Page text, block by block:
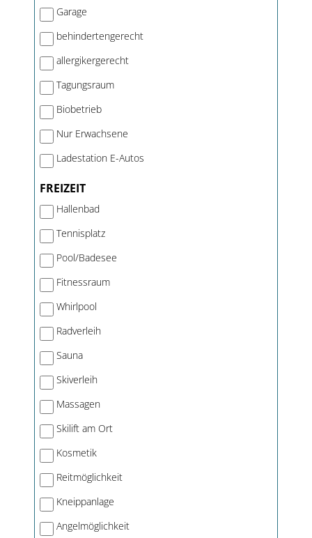
Garage
behindertengerecht
allergikergerecht
Tagungsraum
Biobetrieb
Nur Erwachsene
Ladestation E-Autos
FREIZEIT
Hallenbad
Tennisplatz
Pool/Badesee
Fitnessraum
Whirlpool
Radverleih
Sauna
Skiverleih
Massagen
Skilift am Ort
Kosmetik
Reitmöglichkeit
Kneippanlage
Angelmöglichkeit